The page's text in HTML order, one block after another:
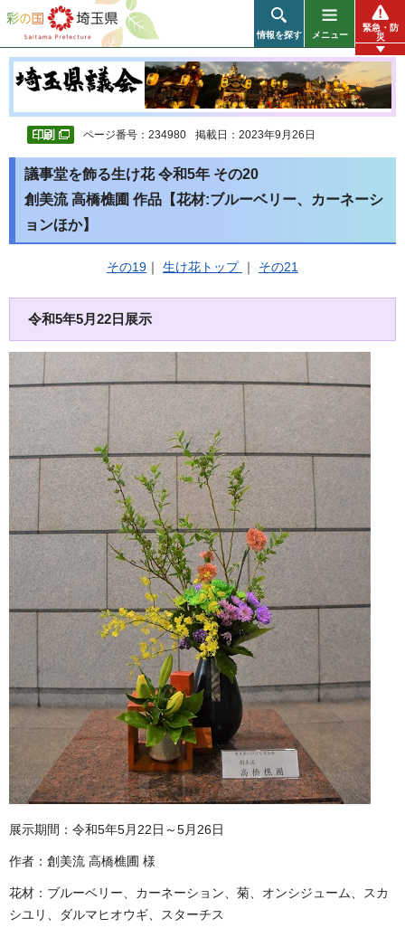
彩の国 埼玉県
情報を探す メニュー
緊急・防
災
ページ番号：234980 掲載日：2023年9月26日
議事堂を飾る生け花 令和5年 その20
創美流 高橋樵圃 作品【花材:ブルーベリー、カーネーシ
ョンほか】
その19 ｜ 生け花トップ ｜ その21
令和5年5月22日展示
展示期間：令和5年5月22日～5月26日
作者：創美流 高橋樵圃 様
花材：ブルーベリー、カーネーション、菊、オンシジューム、スカ
シユリ、ダルマヒオウギ、スターチス